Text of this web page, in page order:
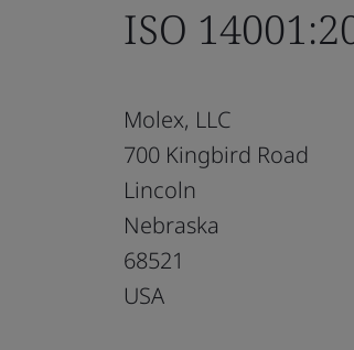
ISO
Molex, LLC
700 Kingbird Road
Lincoln
Nebraska
68521
USA